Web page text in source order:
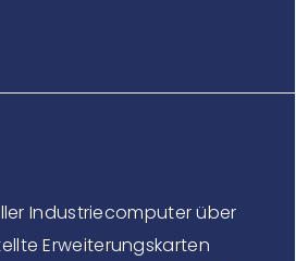
Industriecomputer über
Erweiterungskarten